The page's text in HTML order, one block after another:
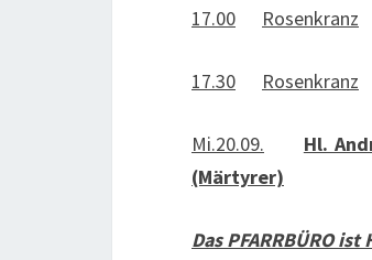
17.00 Rosenkranz
17.30 Rosenkranz
Mi.20.09.
Hl.
(Märtyrer)
Das PFARRBÜRO